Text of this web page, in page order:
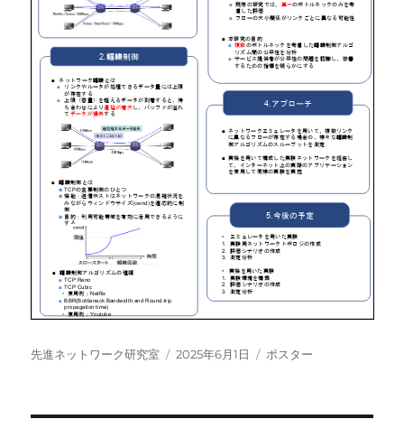
投
先進ネットワーク研究室
投
2025年6月1日
カ
ポスター